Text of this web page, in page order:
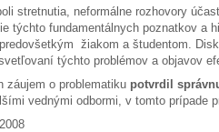
stretnutia, neformálne rozhovory
týchto fundamentálnych poznatkov a
žiakom a študentom.
týchto problémov a objavov
záujem o problematiku potvrdil
vednými odbormi, v tomto prípade